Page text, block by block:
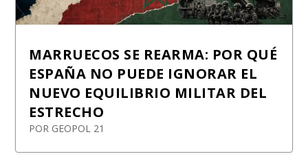
MARRUECOS SE REARMA: POR QUÉ
ESPAÑA NO PUEDE IGNORAR EL
NUEVO EQUILIBRIO MILITAR DEL
ESTRECHO
POR GEOPOL 21